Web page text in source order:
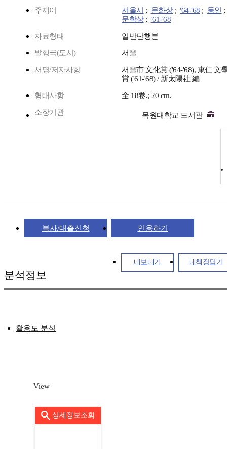
주제어 서울시 ; 문화상; '64-'68 ; 동인 ;
문학상; '61-'68
자료형태 일반단행본
발행국(도시) 서울
서명/저자사항
서울市 文化賞 ('64-'68), 東仁 文
賞 ('61-'68) / 新太陽社 編
형태사항 全 18卷.; 20 cm.
소장기관 목원대학교 도서관
복사/대출신청 인용하기
내보내기 내책장담기
분석정보
활용도 분석
View
상세정보조회